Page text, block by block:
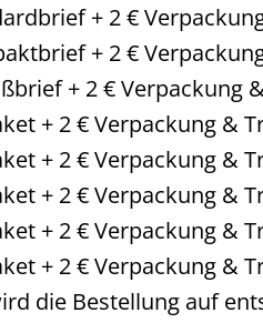
+ 2 €
+ 2 €
+ 2 € Verpackung
+ 2 € Verpackung &
+ 2 € Verpackung &
+ 2 € Verpackung &
+ 2 € Verpackung &
+ 2 € Verpackung &
die Bestellung auf